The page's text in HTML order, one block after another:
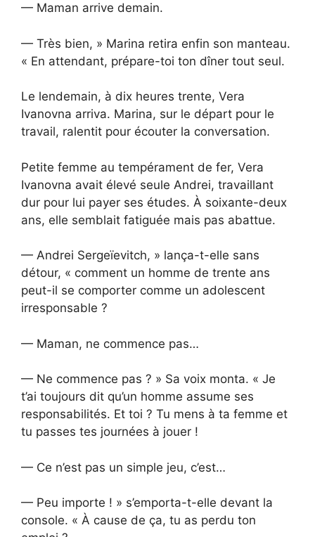
— Maman arrive demain.
— Très bien, » Marina retira enfin son manteau.
« En attendant, prépare-toi ton dîner tout seul.
Le lendemain, à dix heures trente, Vera
Ivanovna arriva. Marina, sur le départ pour le
travail, ralentit pour écouter la conversation.
Petite femme au tempérament de fer, Vera
Ivanovna avait élevé seule Andrei, travaillant
dur pour lui payer ses études. À soixante-deux
ans, elle semblait fatiguée mais pas abattue.
— Andrei Sergeïevitch, » lança-t-elle sans
détour, « comment un homme de trente ans
peut-il se comporter comme un adolescent
irresponsable ?
— Maman, ne commence pas…
— Ne commence pas ? » Sa voix monta. « Je
t’ai toujours dit qu’un homme assume ses
responsabilités. Et toi ? Tu mens à ta femme et
tu passes tes journées à jouer !
— Ce n’est pas un simple jeu, c’est…
— Peu importe ! » s’emporta-t-elle devant la
console. « À cause de ça, tu as perdu ton